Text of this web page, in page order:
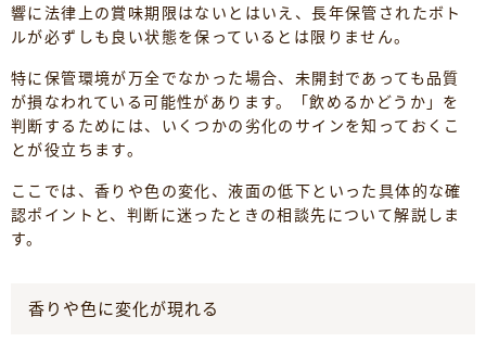
響に法律上の賞味期限はないとはいえ、長年保管されたボト
ルが必ずしも良い状態を保っているとは限りません。
特に保管環境が万全でなかった場合、未開封であっても品質
が損なわれている可能性があります。「飲めるかどうか」を
判断するためには、いくつかの劣化のサインを知っておくこ
とが役立ちます。
ここでは、香りや色の変化、液面の低下といった具体的な確
認ポイントと、判断に迷ったときの相談先について解説しま
す。
香りや色に変化が現れる